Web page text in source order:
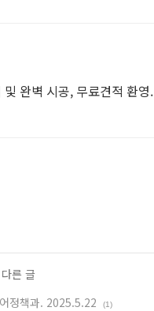
완벽 시공, 무료견적 환영.
른 글
정책과. 2025.5.22
(1)